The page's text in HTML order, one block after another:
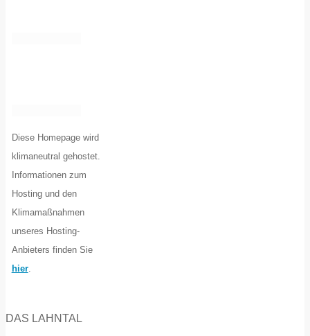
Diese Homepage wird
klimaneutral gehostet.
Informationen zum
Hosting und den
Klimamaßnahmen
unseres Hosting-
Anbieters finden Sie
hier.
DAS LAHNTAL